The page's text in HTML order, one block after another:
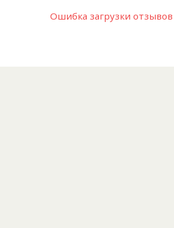
Ошибка загрузки отзывов